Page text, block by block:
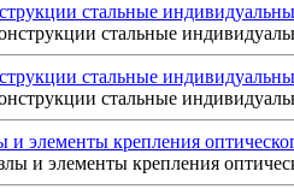
стальные
стальные
и элементы крепления